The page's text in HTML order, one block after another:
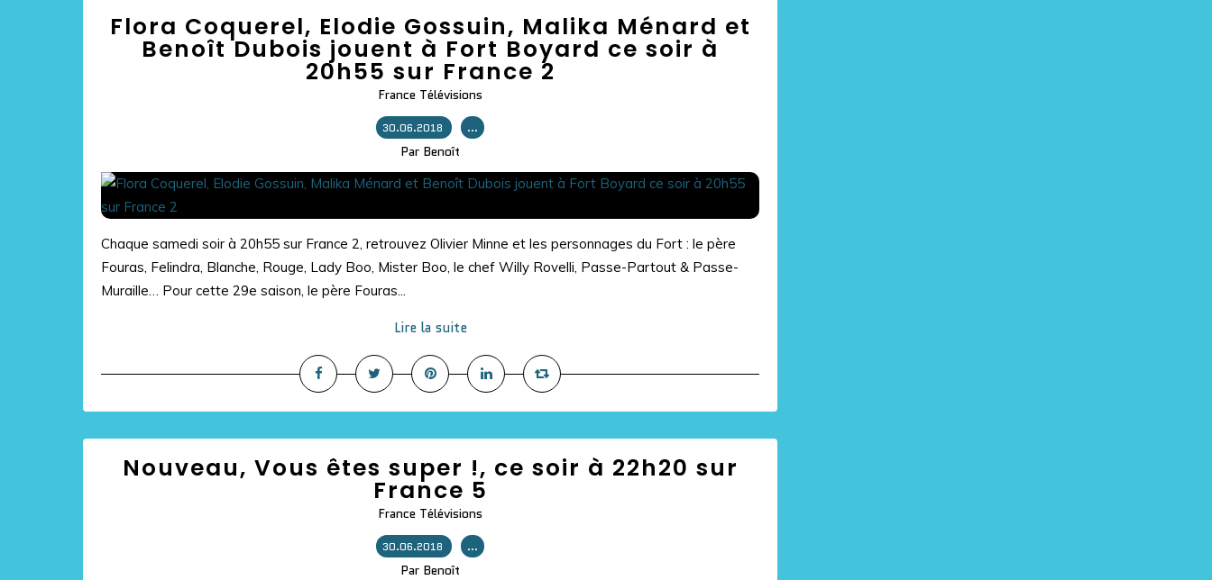
Flora Coquerel, Elodie Gossuin, Malika Ménard et
Benoît Dubois jouent à Fort Boyard ce soir à
20h55 sur France 2
France Télévisions
30.06.2018 …
Par Benoît
Chaque samedi soir à 20h55 sur France 2, retrouvez Olivier Minne et les personnages du Fort : le père
Fouras, Felindra, Blanche, Rouge, Lady Boo, Mister Boo, le chef Willy Rovelli, Passe-Partout & Passe-
Muraille… Pour cette 29e saison, le père Fouras...
Lire la suite
Nouveau, Vous êtes super !, ce soir à 22h20 sur
France 5
France Télévisions
30.06.2018 …
Par Benoît